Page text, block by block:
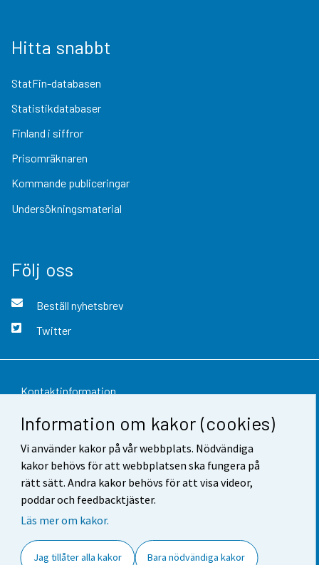
Information om kakor (cookies)
Vi använder kakor på vår webbplats. Nödvändiga
kakor behövs för att webbplatsen ska fungera på
rätt sätt. Andra kakor behövs för att visa videor,
poddar och feedbacktjäster.
Läs mer om kakor.
Jag tillåter alla kakor Bara nödvändiga kakor
Hitta snabbt
StatFin-databasen
Statistikdatabaser
Finland i siffror
Prisomräknaren
Kommande publiceringar
Undersökningsmaterial
Följ oss
Beställ nyhetsbrev
Twitter
Kontaktinformation
Respons
Användarvillkor
Dataskydd
Tillgänglighet
Cookie-inställningar